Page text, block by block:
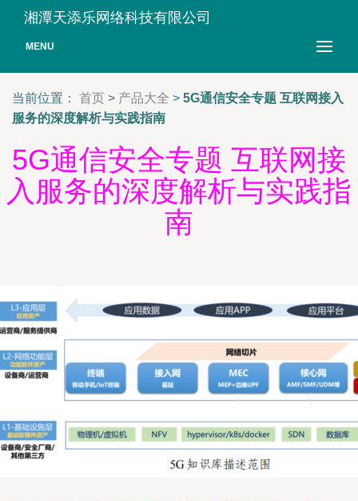
湘潭天添乐网络科技有限公司
MENU
当前位置： 首页 > 产品大全 > 5G通信安全专题 互联网接入
服务的深度解析与实践指南
5G通信安全专题 互联网接
入服务的深度解析与实践指
南